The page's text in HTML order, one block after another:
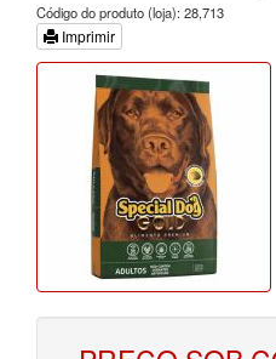
Código do produto (loja): 28,713
Imprimir